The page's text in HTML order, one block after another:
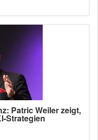
Patric Weiler zeigt,
Strategien